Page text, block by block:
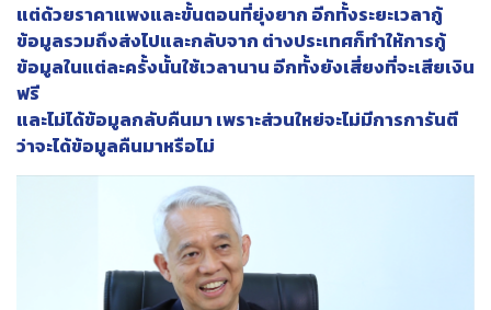
แต่ด้วยราคาแพงและขั้นตอนที่ยุ่งยาก อีกทั้งระยะเวลากู้
ข้อมูลรวมถึงส่งไปและกลับจาก ต่างประเทศก็ทำให้การกู้
ข้อมูลในแต่ละครั้งนั้นใช้เวลานาน อีกทั้งยังเสี่ยงที่จะเสียเงิน
ฟรี
และไม่ได้ข้อมูลกลับคืนมา เพราะส่วนใหย่จะไม่มีการการันตี
ว่าจะได้ข้อมูลคืนมาหรือไม่